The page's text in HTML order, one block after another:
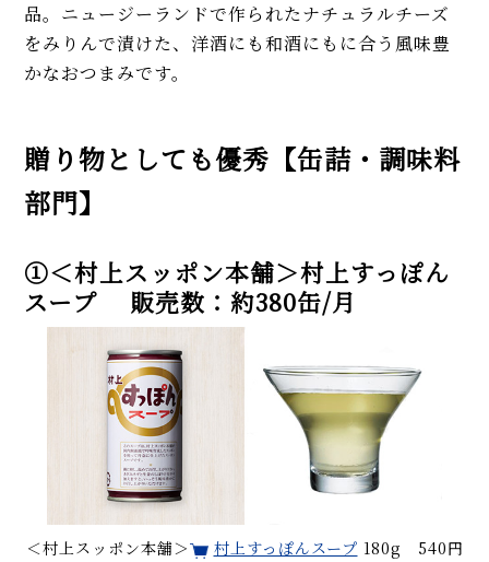
品。ニュージーランドで作られたナチュラルチーズ
をみりんで漬けた、洋酒にも和酒にもに合う風味豊
かなおつまみです。
贈り物としても優秀【缶詰・調味料
部門】
①＜村上スッポン本舗＞村上すっぽん
スープ 販売数：約380缶/月
＜村上スッポン本舗＞ 村上すっぽんスープ 180g 540円